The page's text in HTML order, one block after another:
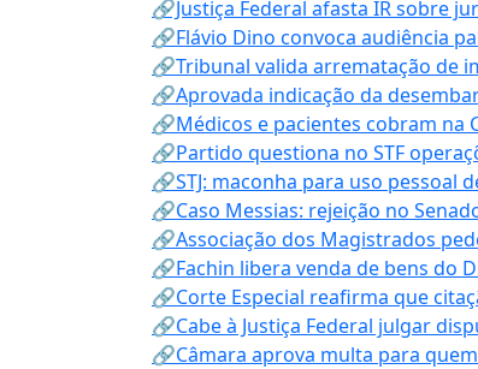
🔗Justiça Federal afasta IR sobre
🔗Flávio Dino convoca audiência
🔗Tribunal valida arrematação de
🔗Aprovada indicação da
🔗Médicos e pacientes cobram na
🔗Partido questiona no STF
🔗STJ: maconha para uso pessoal
🔗Caso Messias: rejeição no
🔗Associação dos Magistrados
🔗Fachin libera venda de bens do
🔗Corte Especial reafirma que
🔗Cabe à Justiça Federal julgar
🔗Câmara aprova multa para